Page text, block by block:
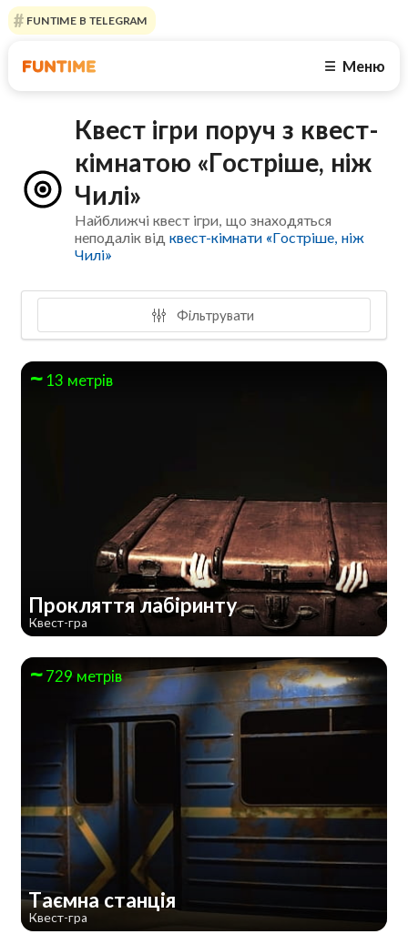
FUNTIME В TELEGRAM
☰ Меню
Квест ігри поруч з квест-
кімнатою «Гостріше, ніж
Чилі»
Найближчі квест ігри, що знаходяться
неподалік відквест-кімнати «Гостріше, ніж
Чилі»
Фільтрувати
13 метрів
Прокляття лабіринту
Квест-гра
729 метрів
Таємна станція
Квест-гра